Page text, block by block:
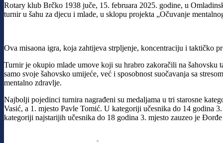
Rotary klub Brčko 1938 juče, 15. februara 2025. godine, u
turnir u šahu za djecu i mlade, u sklopu projekta „Očuvanje
Ova misaona igra, koja zahtijeva strpljenje, koncentraciju i taktičko
Turnir je okupio mlade umove koji su hrabro zakoračili na šahovsku
samo svoje šahovsko umijeće, već i sposobnost suočavanja sa
mentalno zdravlje.
Najbolji pojedinci turnira nagrađeni su medaljama u tri starosne
Vasić, a 1. mjesto Pavle Tomić. U kategoriji učesnika do 14 godina
kategoriji najstarijih učesnika do 18 godina 3. mjesto zauzeo je